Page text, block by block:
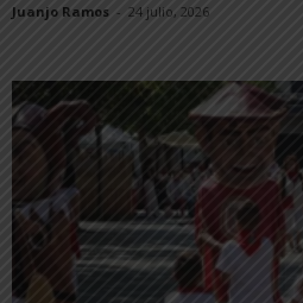
Juanjo Ramos - 24 julio, 2026